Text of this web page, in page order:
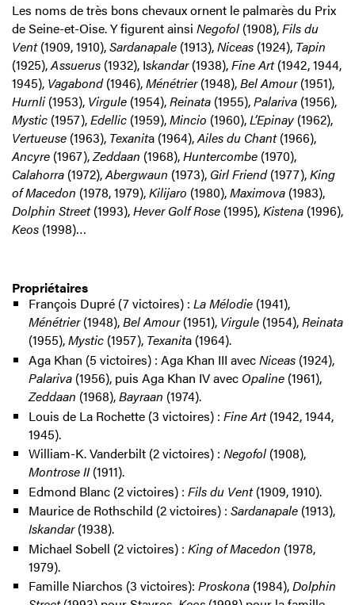
Les noms de très bons chevaux ornent le palmarès du Prix
de Seine-et-Oise. Y figurent ainsi Negofol (1908),Fils du
Vent(1909, 1910),Sardanapale (1913),Niceas (1924), Tapin
(1925),Assuerus (1932), Iskandar(1938),Fine Art(1942, 1944,
1945), Vagabond(1946),Ménétrier(1948),Bel Amour(1951),
Hurnli (1953), Virgule (1954),Reinata (1955),Palariva (1956),
Mystic (1957),Edellic (1959),Mincio (1960),L’Epinay (1962),
Vertueuse (1963), Texanita (1964),Ailes du Chant(1966),
Ancyre (1967),Zeddaan (1968),Huntercombe (1970),
Calahorra (1972),Abergwaun (1973), Girl Friend(1977),King
of Macedon (1978, 1979),Kilijaro (1980),Maximova (1983),
Dolphin Street(1993),Hever Golf Rose (1995),Kistena (1996),
Keos (1998)…
Propriétaires
François Dupré (7 victoires) : La Mélodie(1941),
Ménétrier(1948),Bel Amour(1951), Virgule(1954),Reinata
(1955),Mystic(1957), Texanita (1964).
Aga Khan (5 victoires) : Aga Khan III avecNiceas (1924),
Palariva (1956), puis Aga Khan IV avec Opaline(1961),
Zeddaan (1968),Bayraan (1974).
Louis de La Rochette (3 victoires) : Fine Art(1942, 1944,
1945).
William-K. Vanderbilt (2 victoires) : Negofol (1908),
Montrose II(1911).
Edmond Blanc (2 victoires) : Fils du Vent(1909, 1910).
Maurice de Rothschild (2 victoires) : Sardanapale(1913),
Iskandar(1938).
Michael Sobell (2 victoires) : King of Macedon (1978,
1979).
Famille Niarchos (3 victoires): Proskona(1984),Dolphin